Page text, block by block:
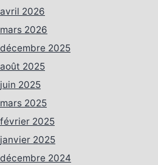
avril 2026
mars 2026
décembre 2025
août 2025
juin 2025
mars 2025
février 2025
janvier 2025
décembre 2024